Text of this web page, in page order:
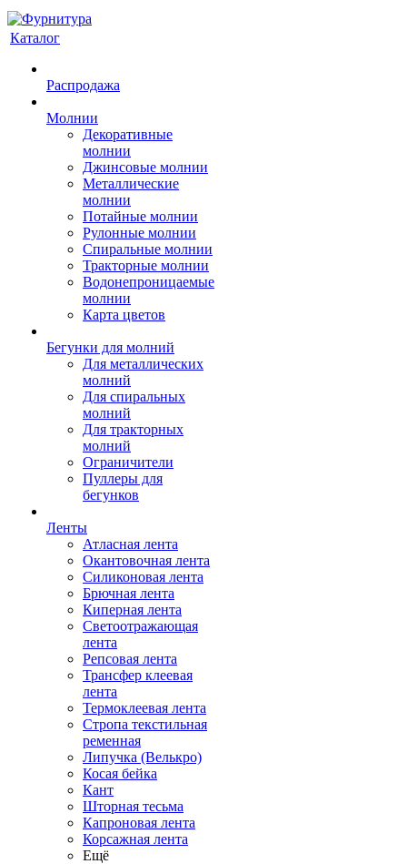
Каталог
Распродажа
Молнии
Декоративные
молнии
Джинсовые молнии
Металлические
молнии
Потайные молнии
Рулонные молнии
Спиральные молнии
Тракторные молнии
Водонепроницаемые
молнии
Карта цветов
Бегунки для молний
Для металлических
молний
Для спиральных
молний
Для тракторных
молний
Ограничители
Пуллеры для
бегунков
Ленты
Атласная лента
Окантовочная лента
Силиконовая лента
Брючная лента
Киперная лента
Светоотражающая
лента
Репсовая лента
Трансфер клеевая
лента
Термоклеевая лента
Стропа текстильная
ременная
Липучка (Велькро)
Косая бейка
Кант
Шторная тесьма
Капроновая лента
Корсажная лента
Ещё